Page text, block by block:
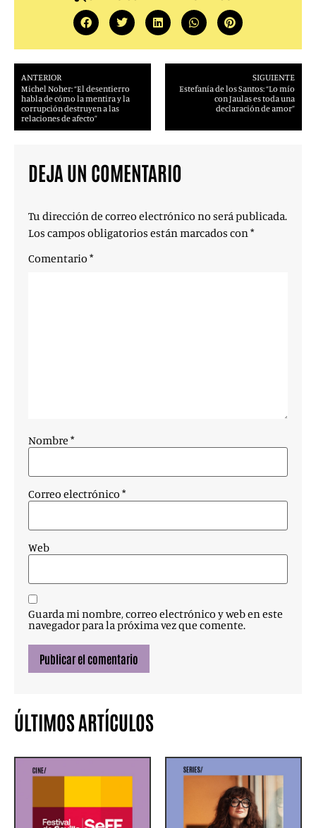
ANTERIOR
Michel Noher: “El desentierro
habla de cómo la mentira y la
corrupción destruyen a las
relaciones de afecto”
SIGUIENTE
Estefanía de los Santos: “Lo mío
con Jaulas es toda una
declaración de amor”
DEJA UN COMENTARIO
Tu dirección de correo electrónico no será publicada.
Los campos obligatorios están marcados con*
Comentario *
Nombre *
Correo electrónico *
Web
Guarda mi nombre, correo electrónico y web en este
navegador para la próxima vez que comente.
ÚLTIMOS ARTÍCULOS